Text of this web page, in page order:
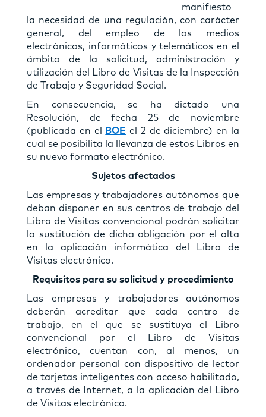
maniﬁesto
la necesidad de una regulación, con carácter
general, del empleo de los medios
electrónicos, informáticos y telemáticos en el
ámbito de la solicitud, administración y
utilización del Libro de Visitas de la Inspección
de Trabajo y Seguridad Social.
En consecuencia, se ha dictado una
Resolución, de fecha 25 de noviembre
(publicada en el
BOE el 2 de diciembre) en la
cual se posibilita la llevanza de estos Libros en
su nuevo formato electrónico.
Sujetos afectados
Las empresas y trabajadores autónomos que
deban disponer en sus centros de trabajo del
Libro de Visitas convencional podrán solicitar
la sustitución de dicha obligación por el alta
en la aplicación informática del Libro de
Visitas electrónico.
Requisitos para su solicitud y procedimiento
Las empresas y trabajadores autónomos
deberán acreditar que cada centro de
trabajo, en el que se sustituya el Libro
convencional por el Libro de Visitas
electrónico, cuentan con, al menos, un
ordenador personal con dispositivo de lector
de tarjetas inteligentes con acceso habilitado,
a través de Internet, a la aplicación del Libro
de Visitas electrónico.